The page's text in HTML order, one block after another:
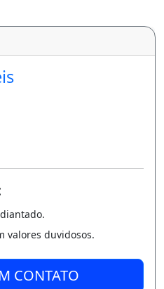
valores duvidosos.
CONTATO